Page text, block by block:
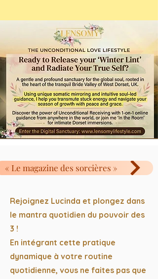
« Le magazine des sorcières »
Rejoignez Lucinda et plongez dans
le mantra quotidien du pouvoir des
3 !
En intégrant cette pratique
dynamique à votre routine
quotidienne, vous ne faites pas que